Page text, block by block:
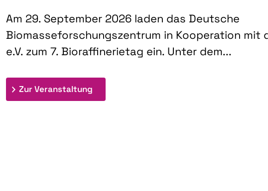
Am 29. September 2026 laden das Deutsche
Biomasseforschungszentrum in Kooperation mit
e.V. zum 7. Bioraffinerietag ein. Unter dem...
Zur Veranstaltung: 7. Bioraffinerietag